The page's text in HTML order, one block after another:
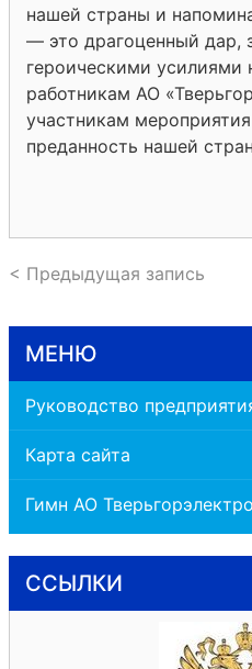
нашей страны и
— это драгоценный
героическими усилиями
работникам АО
участникам
преданность нашей
< Предыдущая запись
МЕНЮ
Руководство
Карта сайта
Гимн АО Тверьгорэлектро
ССЫЛКИ